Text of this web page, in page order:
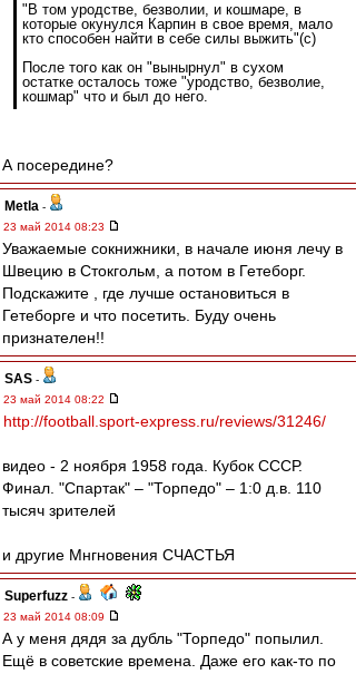
"В том уродстве, безволии, и кошмаре, в
которые окунулся Карпин в свое время, мало
кто способен найти в себе силы выжить"(c)
После того как он "вынырнул" в сухом
остатке осталось тоже "уродство, безволие,
кошмар" что и был до него.
А посередине?
Metla -
23 май 2014 08:23
Уважаемые сокнижники, в начале июня лечу в
Швецию в Стокгольм, а потом в Гетеборг.
Подскажите , где лучше остановиться в
Гетеборге и что посетить. Буду очень
признателен!!
SAS -
23 май 2014 08:22
http://football.sport-express.ru/reviews/31246/
видео - 2 ноября 1958 года. Кубок СССР.
Финал. "Спартак" – "Торпедо" – 1:0 д.в. 110
тысяч зрителей
и другие Мнгновения СЧАСТЬЯ
Superfuzz -
23 май 2014 08:09
А у меня дядя за дубль "Торпедо" попылил.
Ещё в советские времена. Даже его как-то по